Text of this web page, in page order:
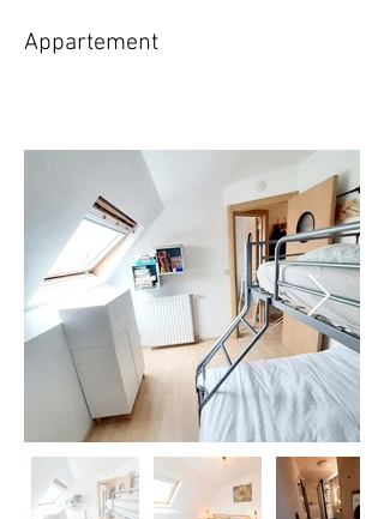
Appartement